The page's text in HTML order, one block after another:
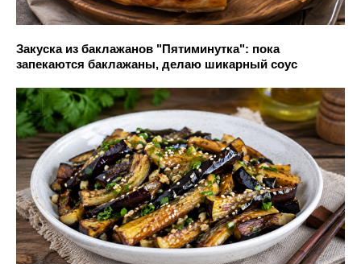
Закуска из баклажанов "Пятиминутка": пока
запекаются баклажаны, делаю шикарный соус